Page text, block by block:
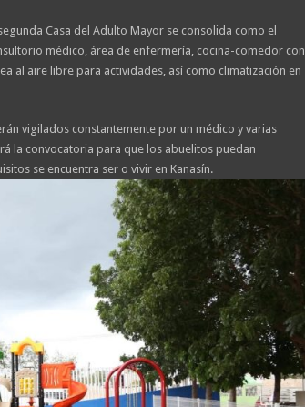
Casa del Adulto Mayor se consolida como el
médico, área de enfermería, cocina-comedor con
al aire libre para actividades, así como climatización en
vigilados constantemente por un médico y varias
la convocatoria para que los abuelitos puedan
se encuentra ser o vivir en Kanasín.